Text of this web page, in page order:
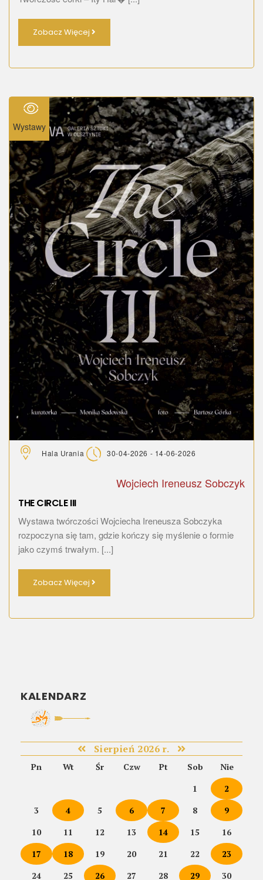
Zobacz Więcej
Wystawy
Hala Urania 30-04-2026 - 14-06-2026
Wojciech Ireneusz Sobczyk
THE CIRCLE III
Wystawa twórczości Wojciecha Ireneusza Sobczyka
rozpoczyna się tam, gdzie kończy się myślenie o formie
jako czymś trwałym. [...]
Zobacz Więcej
KALENDARZ
Sierpień 2026 r.
Pn Wt Śr Czw Pt Sob
Nie
1
2
3
4 5 6 7 8
9
10
11 12 13 14 15
16
17
18 19 20 21 22
23
24
25 26 27 28 29 30